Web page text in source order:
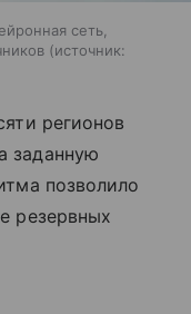
сеть,
источник:
регионов
заданную
позволило
резервных